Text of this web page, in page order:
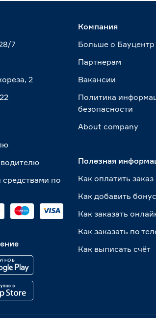
7
2
по
Компания
Больше о Бауцентр
Партнерам
Вакансии
Политика
безопасности
About сompany
Полезная
Как оплатить заказ
Как добавить
Как заказать
Как заказать по
Как выписать счёт